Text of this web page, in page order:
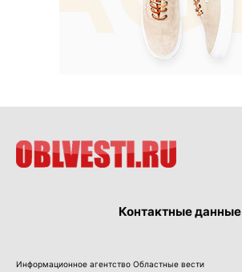
Контактные данные
Информационное агентство Областные вести